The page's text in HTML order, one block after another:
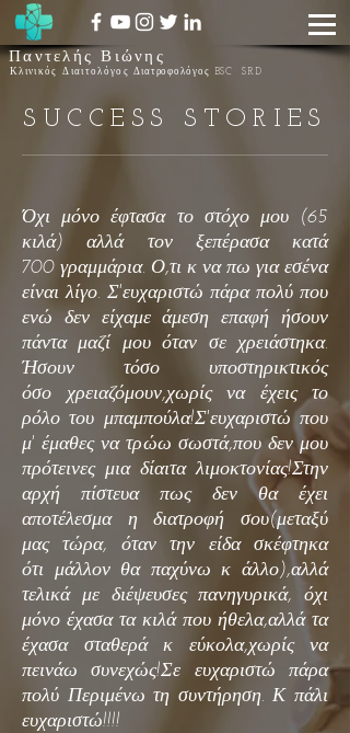
Παντελής Βιώνης
Κλινικός Διαιτολόγος Διατροφολόγος BSC SRD
SUCCESS STORIES
Όχιμόνο έφτασα το στόχο μου (65
κιλά) αλλά τον ξεπέρασα κατά
700 γραμμάρια. Ο,τι κ να πω για εσένα
είναι λίγο. Σ'ευχαριστώ πάρα πολύ που
ενώ δεν είχαμε άμεση επαφή ήσουν
πάντα μαζί μου όταν σε χρειάστηκα.
Ήσουν τόσο υποστηρικτικός
όσο χρειαζόμουν,χωρίς να έχεις το
ρόλο του μπαμπούλα!Σ'ευχαριστώπου
μ' έμαθες να τρώω σωστά,που δεν μου
πρότεινες μια δίαιταλιμοκτονίας!Στην
αρχή πίστευα πως δεν θα έχει
αποτέλεσμα ηδιατροφή σου(μεταξύ
μας τώρα, όταν την είδα σκέφτηκα
ότι μάλλον θα παχύνω κ άλλο),αλλά
τελικά με διέψευσες πανηγυρικά, όχι
μόνο έχασα τα κιλά που ήθελα,αλλά τα
έχασα σταθερά κ εύκολα,χωρίς να
πεινάω συνεχώς!Σε ευχαριστώ πάρα
πολύ Περιμένω τη συντήρηση.Κ πάλι
ευχαριστώ!!!!